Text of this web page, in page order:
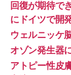
回復が期待で
にドイツで開
ウェルニッケ
オゾン発生器
アトピー性皮